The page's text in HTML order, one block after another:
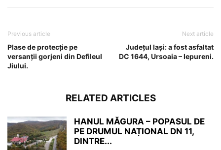
Previous article
Plase de protecție pe
versanții gorjeni din Defileul
Jiului.
Next article
Județul Iași: a fost asfaltat
DC 1644, Ursoaia – Iepureni.
RELATED ARTICLES
HANUL MĂGURA – POPASUL DE
PE DRUMUL NAȚIONAL DN 11,
DINTRE...